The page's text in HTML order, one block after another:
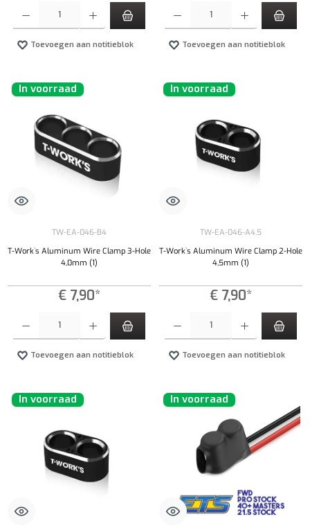
Toevoegen aan notitieblok Toevoegen aan notitieblok
In voorraad
TW-EA-046-B4
T-Work`s Aluminum Wire Clamp 3-Hole
4,0mm (1)
€ 7,90*
Toevoegen aan notitieblok
In voorraad
TW-EA-046-A4.5
T-Work`s Aluminum Wire Clamp 2-Hole
4,5mm (1)
€ 7,90*
Toevoegen aan notitieblok
In voorraad In voorraad